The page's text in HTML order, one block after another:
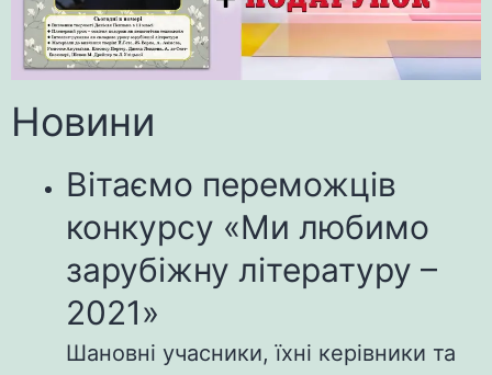
Новини
Вітаємо переможців
конкурсу «Ми любимо
зарубіжну літературу –
2021»
Шановні учасники, їхні керівники та